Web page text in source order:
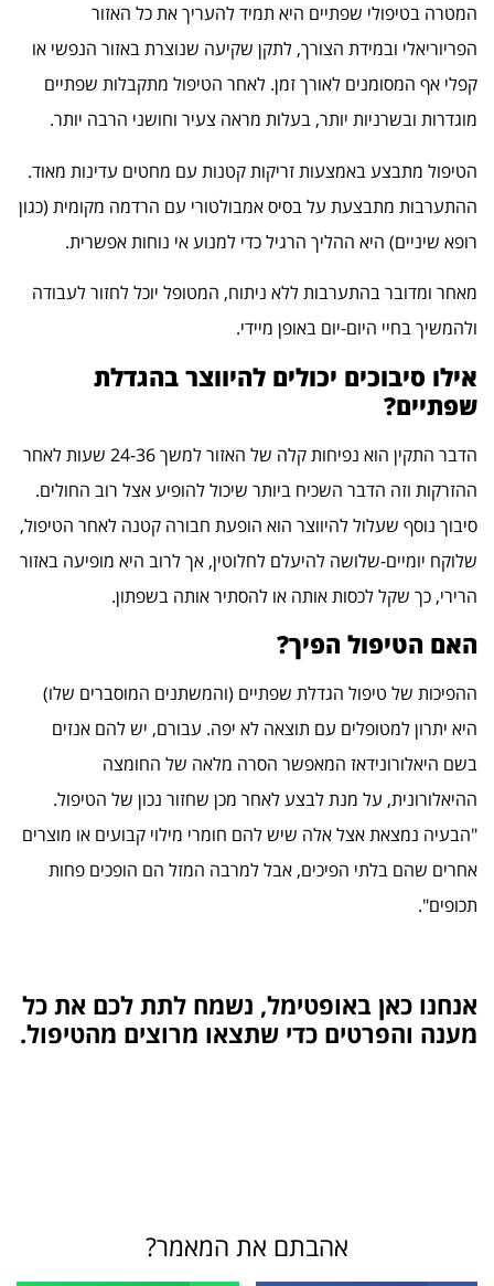
המטרה בטיפולי שפתיים היא תמיד להעריך את כל האזור
הפריוריאלי ובמידת הצורך, לתקן שקיעה שנוצרת באזור הנפשי או
קפלי אף המסומנים לאורך זמן. לאחר הטיפול מתקבלות שפתיים
מוגדרות ובשרניות יותר, בעלות מראה צעיר וחושני הרבה יותר.
הטיפול מתבצע באמצעות זריקות קטנות עם מחטים עדינות מאוד.
ההתערבות מתבצעת על בסיס אמבולטורי עם הרדמה מקומית (כגון
רופא שיניים) היא ההליך הרגיל כדי למנוע אי נוחות אפשרית.
מאחר ומדובר בהתערבות ללא ניתוח, המטופל יוכל לחזור לעבודה
ולהמשיך בחיי היום-יום באופן מיידי.
אילו סיבוכים יכולים להיווצר בהגדלת
שפתיים?
הדבר התקין הוא נפיחות קלה של האזור למשך 24-36 שעות לאחר
ההזרקות וזה הדבר השכיח ביותר שיכול להופיע אצל רוב החולים.
סיבוך נוסף שעלול להיווצר הוא הופעת חבורה קטנה לאחר הטיפול,
שלוקח יומיים-שלושה להיעלם לחלוטין, אך לרוב היא מופיעה באזור
הרירי, כך שקל לכסות אותה או להסתיר אותה בשפתון.
האם הטיפול הפיך?
ההפיכות של טיפול הגדלת שפתיים (והמשתנים המוסברים שלו)
היא יתרון למטופלים עם תוצאה לא יפה. עבורם, יש להם אנזים
בשם היאלורונידאז המאפשר הסרה מלאה של החומצה
ההיאלורונית, על מנת לבצע לאחר מכן שחזור נכון של הטיפול.
"הבעיה נמצאת אצל אלה שיש להם חומרי מילוי קבועים או מוצרים
אחרים שהם בלתי הפיכים, אבל למרבה המזל הם הופכים פחות
תכופים".
אנחנו כאן באופטימל, נשמח לתת לכם את כל
מענה והפרטים כדי שתצאו מרוצים מהטיפול.
אהבתם את המאמר?